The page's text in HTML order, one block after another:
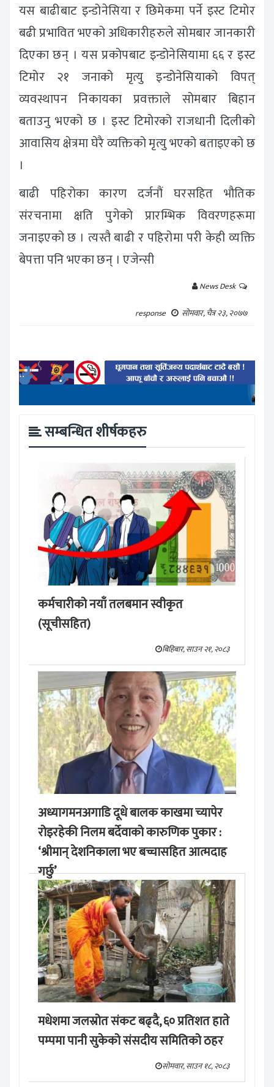
यस बाढीबाट इन्डोनेसिया र छिमेकमा पर्ने इस्ट टिमोर
बढी प्रभावित भएको अधिकारीहरुले सोमबार जानकारी
दिएका छन् । यस प्रकोपबाट इन्डोनेसियामा ६६ र इस्ट
टिमोर २१ जनाको मृत्यु इन्डोनेसियाको विपत्
व्यवस्थापन निकायका प्रवक्ताले सोमबार बिहान
बताउनु भएको छ । इस्ट टिमोरको राजधानी दिलीको
आवासिय क्षेत्रमा घेरै व्यक्तिको मृत्यु भएको बताइएको छ
।
बाढी पहिरोका कारण दर्जनौं घरसहित भौतिक
संरचनामा क्षति पुगेको प्रारम्भिक विवरणहरूमा
जनाइएको छ । त्यस्तै बाढी र पहिरोमा परी केही व्यक्ति
बेपत्ता पनि भएका छन् । एजेन्सी
News Desk
response
सोमवार, चैत्र २३, २०७७
सम्बन्धित शीर्षकहरु
कर्मचारीको नयाँ तलबमान स्वीकृत
(सूचीसहित)
बिहिबार, साउन २१, २०८३
अध्यागमनअगाडि दूधे बालक काखमा च्यापेर
रोइरहेकी निलम बर्देवाको कारुणिक पुकार :
‘श्रीमान् देशनिकाला भए बच्चासहित आत्मदाह
गर्छु’
मङ्लबार, साउन १९, २०८३
मधेशमा जलस्रोत संकट बढ्दै, ६० प्रतिशत हाते
पम्पमा पानी सुकेको संसदीय समितिको ठहर
सोमवार, साउन १८, २०८३